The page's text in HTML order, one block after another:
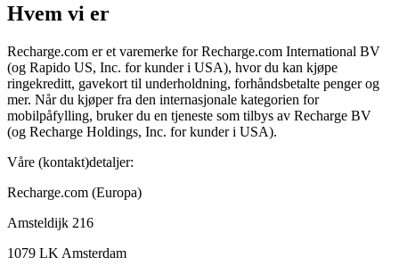
Hvem vi er
Recharge.com er et varemerke for Recharge.com International BV
(og Rapido US, Inc. for kunder i USA), hvor du kan kjøpe
ringekreditt, gavekort til underholdning, forhåndsbetalte penger og
mer. Når du kjøper fra den internasjonale kategorien for
mobilpåfylling, bruker du en tjeneste som tilbys av Recharge BV
(og Recharge Holdings, Inc. for kunder i USA).
Våre (kontakt)detaljer:
Recharge.com (Europa)
Amsteldijk 216
1079 LK Amsterdam